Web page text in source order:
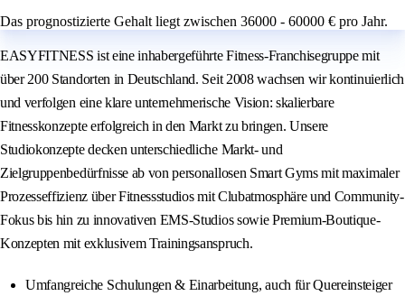
Das prognostizierte Gehalt liegt zwischen 36000 - 60000 € pro Jahr.
EASYFITNESS ist eine inhabergeführte Fitness-Franchisegruppe mit
über 200 Standorten in Deutschland. Seit 2008 wachsen wir kontinuierlich
und verfolgen eine klare unternehmerische Vision: skalierbare
Fitnesskonzepte erfolgreich in den Markt zu bringen. Unsere
Studiokonzepte decken unterschiedliche Markt- und
Zielgruppenbedürfnisse ab von personallosen Smart Gyms mit maximaler
Prozesseffizienz über Fitnessstudios mit Clubatmosphäre und Community-
Fokus bis hin zu innovativen EMS-Studios sowie Premium-Boutique-
Konzepten mit exklusivem Trainingsanspruch.
Umfangreiche Schulungen & Einarbeitung, auch für Quereinsteiger